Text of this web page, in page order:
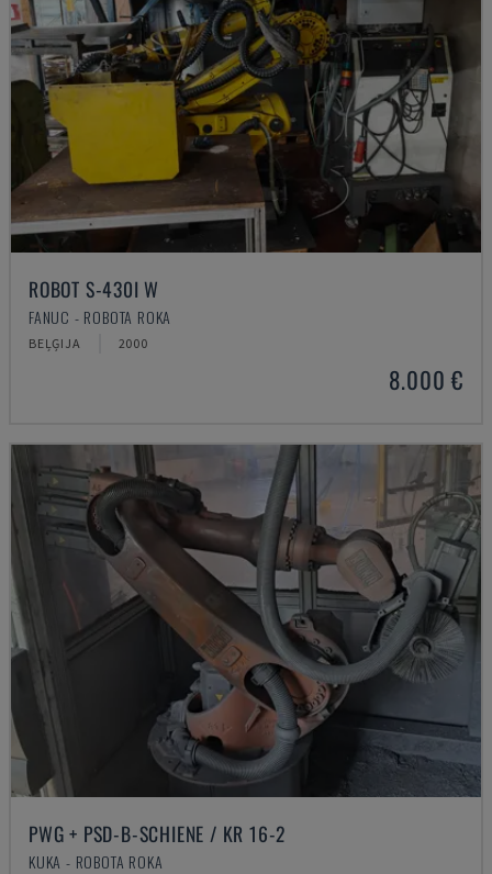
ROBOT S-430I W
FANUC - ROBOTA ROKA
BEĻĢIJA 2000
8.000 €
PWG + PSD-B-SCHIENE / KR 16-2
KUKA - ROBOTA ROKA